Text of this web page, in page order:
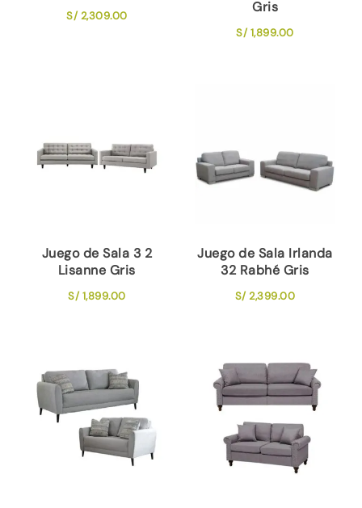
S/2,309.00
Gris
S/1,899.00
Juego de Sala 3 2
Lisanne Gris
S/1,899.00
Juego de Sala Irlanda
32 Rabhé Gris
S/2,399.00